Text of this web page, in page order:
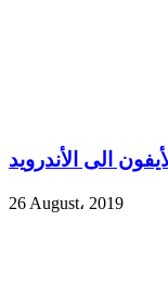
26 August، 2019